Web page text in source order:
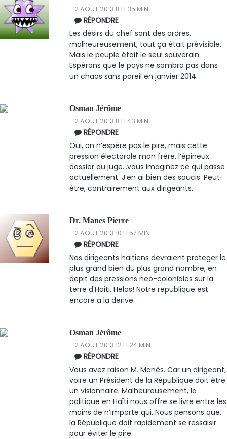
2 AOÛT 2013 8 H 35 MIN
RÉPONDRE
Les désirs du chef sont des ordres.
malheureusement, tout ça était prévisible.
Mais le peuple était le seul souverain.
Espérons que le pays ne sombra pas dans
un chaos sans pareil en janvier 2014.
Osman Jérôme
2 AOÛT 2013 8 H 43 MIN
RÉPONDRE
Oui, on n’espère pas le pire, mais cette
pression électorale mon frère, l’épineux
dossier du juge…vous imaginez ce qui passe
actuellement. J’en ai bien des soucis. Peut-
être, contrairement aux dirigeants.
Dr. Manes Pierre
2 AOÛT 2013 10 H 57 MIN
RÉPONDRE
Nos dirigeants haitiens devraient proteger le
plus grand bien du plus grand nombre, en
depit des pressions neo-coloniales sur la
terre d'Haiti. Helas! Notre republique est
encore a la derive.
Osman Jérôme
2 AOÛT 2013 12 H 24 MIN
RÉPONDRE
Vous avez raison M. Manès. Car un dirigeant,
voire un Président de la République doit être
un visionnaire. Malheureusement, la
politique en Haïti nous offre se livre entre les
mains de n’importe qui. Nous pensons que,
la République doit rapidement se ressaisir
pour éviter le pire.